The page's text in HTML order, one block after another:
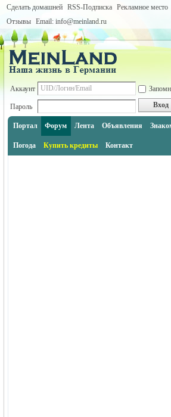
Сделать домашней RSS-Подписка Рекламное место
Отзывы Email: info@meinland.ru
Аккаунт
Пароль Вход
Портал Форум Лента Объявления
Погода Купить кредиты Контакт